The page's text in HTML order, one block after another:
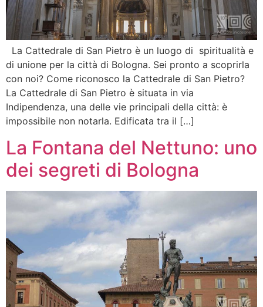
La Cattedrale di San Pietro è un luogo di spiritualità e
di unione per la città di Bologna. Sei pronto a scoprirla
con noi? Come riconosco la Cattedrale di San Pietro?
La Cattedrale di San Pietro è situata in via
Indipendenza, una delle vie principali della città: è
impossibile non notarla. Edificata tra il […]
La Fontana del Nettuno: uno
dei segreti di Bologna